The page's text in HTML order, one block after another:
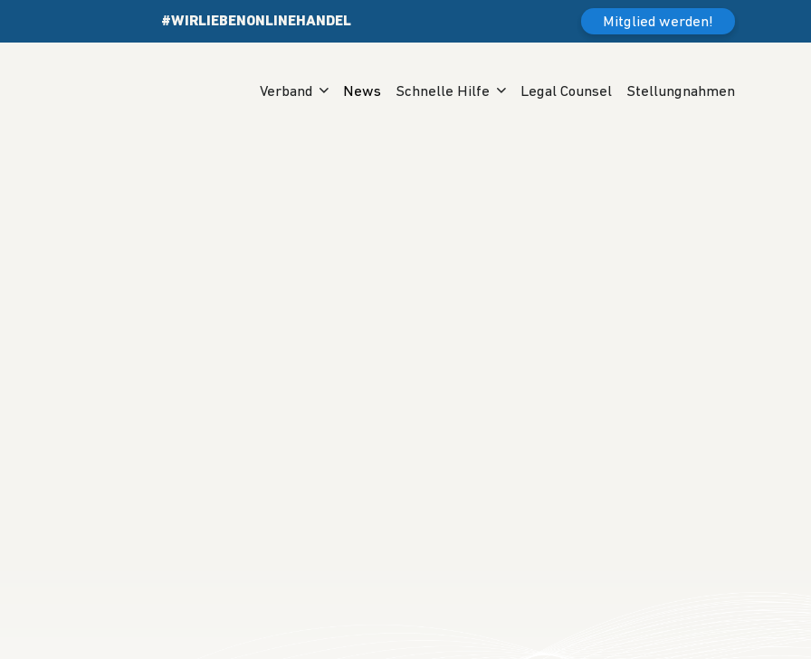
#WIRLIEBENONLINEHANDEL Mitglied werden!
Verband News Schnelle Hilfe Legal Counsel Stellungnahmen